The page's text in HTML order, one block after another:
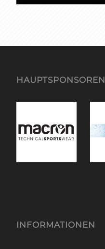
HAUPTSPONSOREN
INFORMATIONEN